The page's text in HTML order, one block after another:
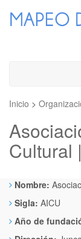
Inicio >
Cultural
Nombre:
Sigla: AICU
Año de